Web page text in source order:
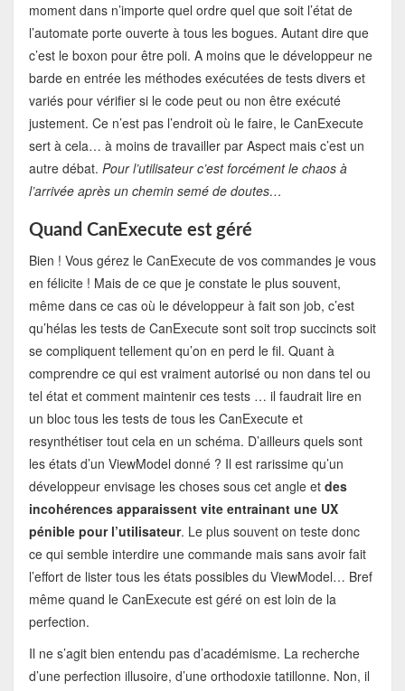
moment dans n’importe quel ordre quel que soit l’état de
l’automate porte ouverte à tous les bogues. Autant dire que
c’est le boxon pour être poli. A moins que le développeur ne
barde en entrée les méthodes exécutées de tests divers et
variés pour vérifier si le code peut ou non être exécuté
justement. Ce n’est pas l’endroit où le faire, le CanExecute
sert à cela… à moins de travailler par Aspect mais c’est un
autre débat. Pour l’utilisateur c’est forcément le chaos à
l’arrivée après un chemin semé de doutes…
Quand CanExecute est géré
Bien ! Vous gérez le CanExecute de vos commandes je vous
en félicite ! Mais de ce que je constate le plus souvent,
même dans ce cas où le développeur à fait son job, c’est
qu’hélas les tests de CanExecute sont soit trop succincts soit
se compliquent tellement qu’on en perd le fil. Quant à
comprendre ce qui est vraiment autorisé ou non dans tel ou
tel état et comment maintenir ces tests … il faudrait lire en
un bloc tous les tests de tous les CanExecute et
resynthétiser tout cela en un schéma. D’ailleurs quels sont
les états d’un ViewModel donné ? Il est rarissime qu’un
développeur envisage les choses sous cet angle et des
incohérences apparaissent vite entrainant une UX
pénible pour l’utilisateur. Le plus souvent on teste donc
ce qui semble interdire une commande mais sans avoir fait
l’effort de lister tous les états possibles du ViewModel… Bref
même quand le CanExecute est géré on est loin de la
perfection.
Il ne s’agit bien entendu pas d’académisme. La recherche
d’une perfection illusoire, d’une orthodoxie tatillonne. Non, il